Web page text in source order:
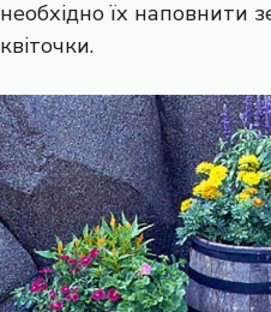
необхідно їх наповнити
квіточки.